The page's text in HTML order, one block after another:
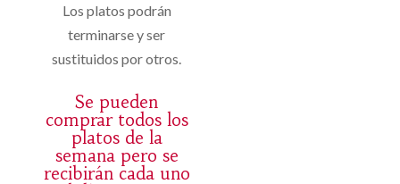
Los platos podrán
terminarse y ser
sustituidos por otros.
Se pueden
comprar todos los
platos de la
semana pero se
recibirán cada uno